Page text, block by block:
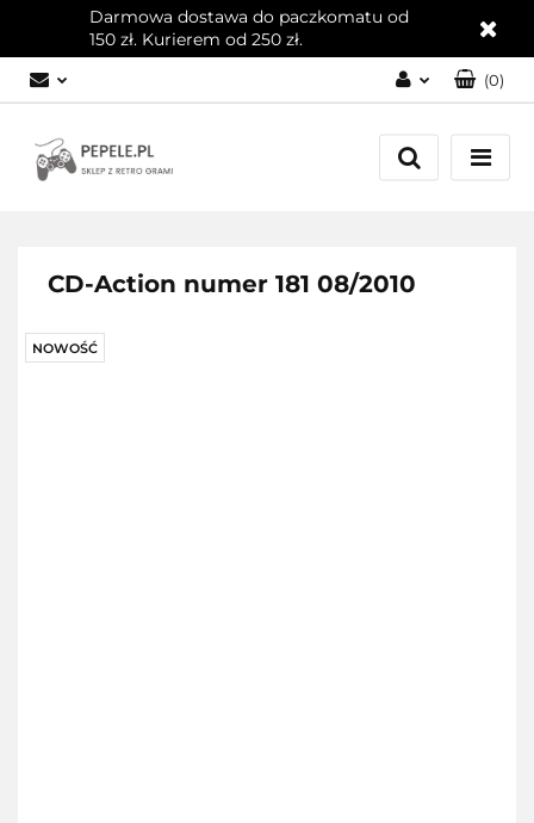
Darmowa dostawa do paczkomatu od
150 zł. Kurierem od 250 zł.
Zaloguj się
Załóż konto
(0)
CD-Action numer 181 08/2010
NOWOŚĆ